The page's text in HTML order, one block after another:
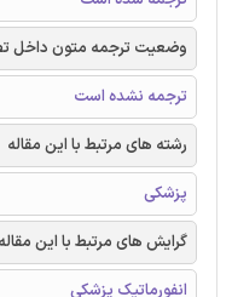
وضعیت ترجمه متون داخل
ترجمه نشده است
رشته های مرتبط با این مقاله
پزشکی
گرایش های مرتبط با این مقاله
انفورماتیک پزشکی